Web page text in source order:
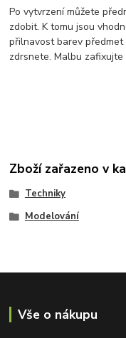
Po vytvrzení můžete
zdobit. K tomu jsou
přilnavost barev
zdrsnete. Malbu zafixujte
Zboží zařazeno v
Techniky
Modelování
Vše o nákupu